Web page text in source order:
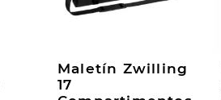
Maletín Zwilling
17